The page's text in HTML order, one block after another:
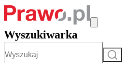
Wyszukiwarka
Szukaj